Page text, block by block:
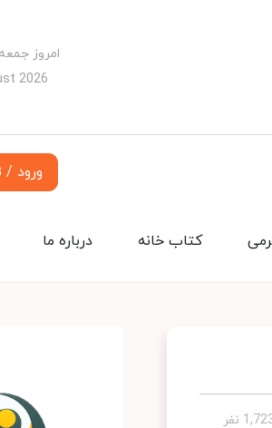
امروز جمعه 16 مرداد 1405
2026
ورود /
درباره ما کتاب خانه